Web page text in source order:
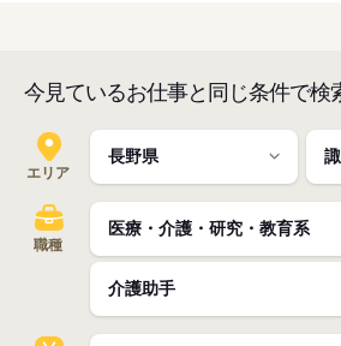
今見ているお仕事と同じ条件で検
エリア
職種